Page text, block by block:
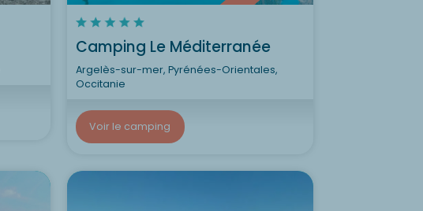
Camping Le Méditerranée
Argelès-sur-mer, Pyrénées-Orientales,
Occitanie
Voir le camping